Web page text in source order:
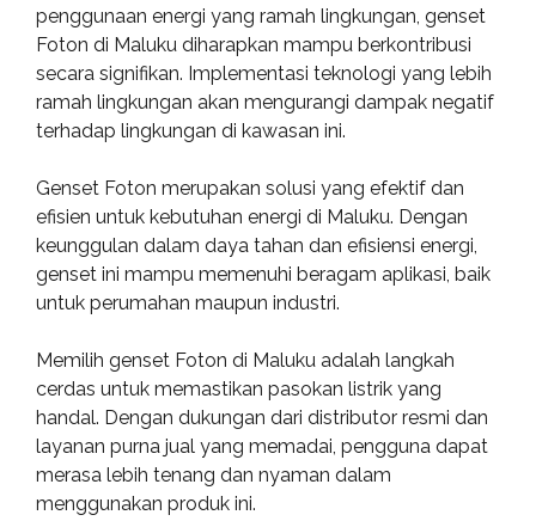
penggunaan energi yang ramah lingkungan, genset
Foton di Maluku diharapkan mampu berkontribusi
secara signifikan. Implementasi teknologi yang lebih
ramah lingkungan akan mengurangi dampak negatif
terhadap lingkungan di kawasan ini.
Genset Foton merupakan solusi yang efektif dan
efisien untuk kebutuhan energi di Maluku. Dengan
keunggulan dalam daya tahan dan efisiensi energi,
genset ini mampu memenuhi beragam aplikasi, baik
untuk perumahan maupun industri.
Memilih genset Foton di Maluku adalah langkah
cerdas untuk memastikan pasokan listrik yang
handal. Dengan dukungan dari distributor resmi dan
layanan purna jual yang memadai, pengguna dapat
merasa lebih tenang dan nyaman dalam
menggunakan produk ini.